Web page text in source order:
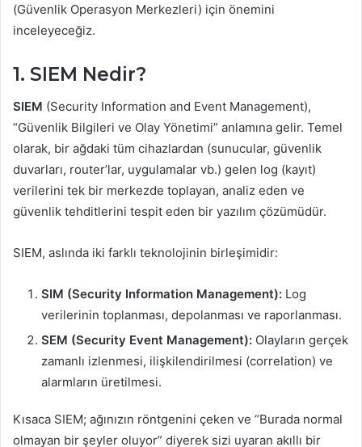
(Güvenlik Operasyon Merkezleri) için önemini
inceleyeceğiz.
1. SIEM Nedir?
SIEM (Security Information and Event Management),
“Güvenlik Bilgileri ve Olay Yönetimi” anlamına gelir. Temel
olarak, bir ağdaki tüm cihazlardan (sunucular, güvenlik
duvarları, router’lar, uygulamalar vb.) gelen log (kayıt)
verilerini tek bir merkezde toplayan, analiz eden ve
güvenlik tehditlerini tespit eden bir yazılım çözümüdür.
SIEM, aslında iki farklı teknolojinin birleşimidir:
SIM (Security Information Management): Log
verilerinin toplanması, depolanması ve raporlanması.
SEM (Security Event Management): Olayların gerçek
zamanlı izlenmesi, ilişkilendirilmesi (correlation) ve
alarmların üretilmesi.
Kısaca SIEM; ağınızın röntgenini çeken ve “Burada normal
olmayan bir şeyler oluyor” diyerek sizi uyaran akıllı bir